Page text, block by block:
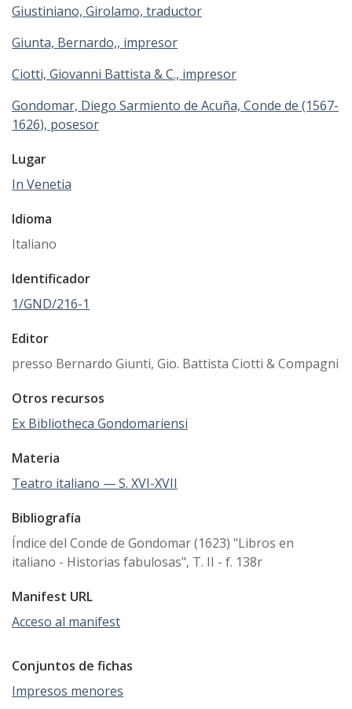
Giustiniano, Girolamo, traductor
Giunta, Bernardo,, impresor
Ciotti, Giovanni Battista & C., impresor
Gondomar, Diego Sarmiento de Acuña, Conde de (1567-
1626), posesor
Lugar
In Venetia
Idioma
Italiano
Identificador
1/GND/216-1
Editor
presso Bernardo Giunti, Gio. Battista Ciotti & Compagni
Otros recursos
Ex Bibliotheca Gondomariensi
Materia
Teatro italiano — S. XVI-XVII
Bibliografía
Índice del Conde de Gondomar (1623) "Libros en
italiano - Historias fabulosas", T. II - f. 138r
Manifest URL
Acceso al manifest
Conjuntos de fichas
Impresos menores